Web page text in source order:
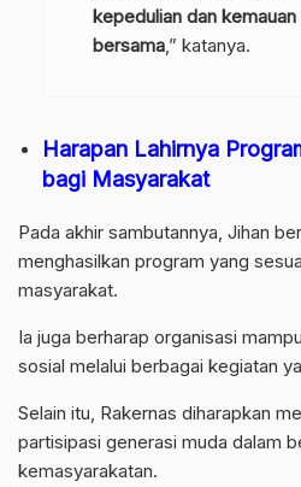
kepedulian dan
bersama,” katanya.
Harapan Lahirnya
bagi Masyarakat
Pada akhir sambutannya, Jihan
menghasilkan program yang
masyarakat.
Ia juga berharap organisasi
sosial melalui berbagai kegiatan
Selain itu, Rakernas diharapkan
partisipasi generasi muda dalam
kemasyarakatan.